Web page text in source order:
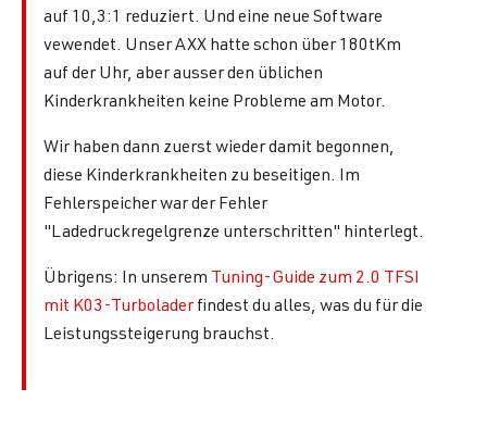
auf 10,3:1 reduziert. Und eine neue Software
vewendet. Unser AXX hatte schon über 180tKm
auf der Uhr, aber ausser den üblichen
Kinderkrankheiten keine Probleme am Motor.
Wir haben dann zuerst wieder damit begonnen,
diese Kinderkrankheiten zu beseitigen. Im
Fehlerspeicher war der Fehler
"Ladedruckregelgrenze unterschritten" hinterlegt.
Übrigens: In unserem Tuning-Guide zum 2.0 TFSI
mit K03-Turboladerfindest du alles, was du für die
Leistungssteigerung brauchst.